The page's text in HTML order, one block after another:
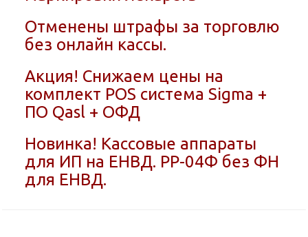
Отменены штрафы за торговлю
без онлайн кассы.
Акция! Снижаем цены на
комплект POS система Sigma +
ПО Qasl + ОФД
Новинка! Кассовые аппараты
для ИП на ЕНВД. РР-04Ф без ФН
для ЕНВД.